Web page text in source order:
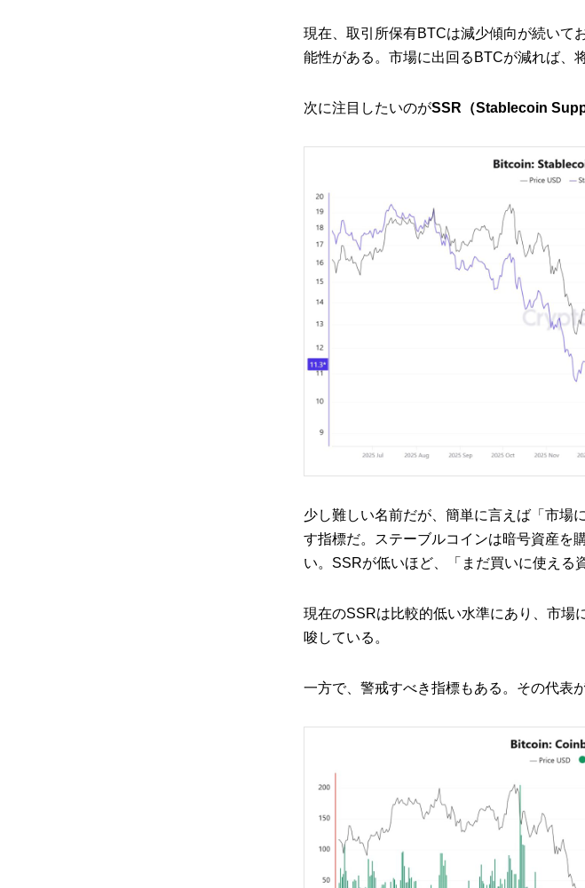
現在、取引所保有BTCは減少傾向が続いて
能性がある。市場に出回るBTCが減れば、
次に注目したいのがSSR（Stablecoin
少し難しい名前だが、簡単に言えば「市場
す指標だ。ステーブルコインは暗号資産を
い。SSRが低いほど、「まだ買いに使える
現在のSSRは比較的低い水準にあり、市場
唆している。
一方で、警戒すべき指標もある。その代表